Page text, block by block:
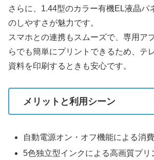
さらに、1.44型のカラー有機EL液晶パ
のしやすさが魅力です。
スマホとの連携もスムーズで、専用ア
らでも簡単にプリントできるため、テ
資料を印刷するときも安心です。
メリットと利用シーン
自動電源オン・オフ機能による消
5色独立型インクによる高画質プリ